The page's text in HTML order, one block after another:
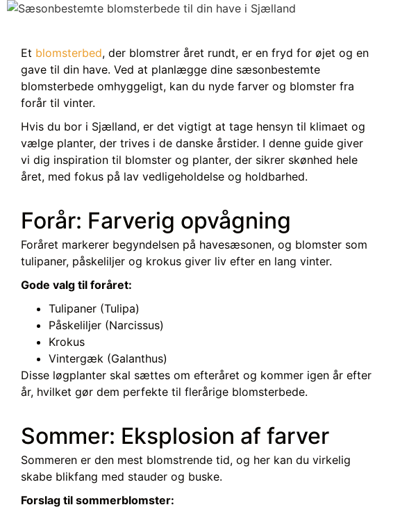
Et blomsterbed, der blomstrer året rundt, er en fryd for øjet og en
gave til din have. Ved at planlægge dine sæsonbestemte
blomsterbede omhyggeligt, kan du nyde farver og blomster fra
forår til vinter.
Hvis du bor i Sjælland, er det vigtigt at tage hensyn til klimaet og
vælge planter, der trives i de danske årstider. I denne guide giver
vi dig inspiration til blomster og planter, der sikrer skønhed hele
året, med fokus på lav vedligeholdelse og holdbarhed.
Forår: Farverig opvågning
Foråret markerer begyndelsen på havesæsonen, og blomster som
tulipaner, påskeliljer og krokus giver liv efter en lang vinter.
Gode valg til foråret:
Tulipaner (Tulipa)
Påskeliljer (Narcissus)
Krokus
Vintergæk (Galanthus)
Disse løgplanter skal sættes om efteråret og kommer igen år efter
år, hvilket gør dem perfekte til flerårige blomsterbede.
Sommer: Eksplosion af farver
Sommeren er den mest blomstrende tid, og her kan du virkelig
skabe blikfang med stauder og buske.
Forslag til sommerblomster: